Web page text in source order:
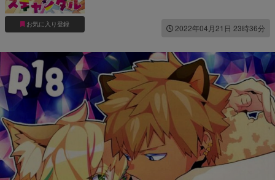
お気に入り登録 2022年04月21日 23時36分